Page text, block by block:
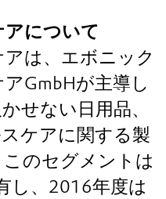
について
は、エボニック
GmbHが主導し
せない日用品、
ケアに関する製
のセグメントは
し、2016年度は